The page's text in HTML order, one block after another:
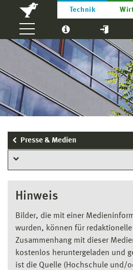
Technik
Presse & Medien
Hinweis
Bilder, die mit einer
wurden, können für redaktionelle
Zusammenhang mit dieser
kostenlos heruntergeladen und
ist die Quelle (Hochschule und/